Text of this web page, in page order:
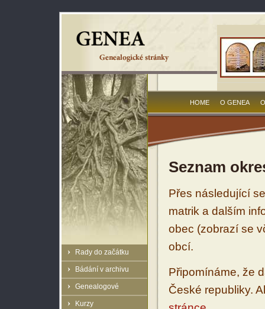
Rady do začátku
Bádání v archivu
Genealogové
Kurzy
HOME O GENEA
Seznam
Přes následující
matrik a dalším
obec (zobrazí se
obcí.
Připomínáme, že
České republiky.